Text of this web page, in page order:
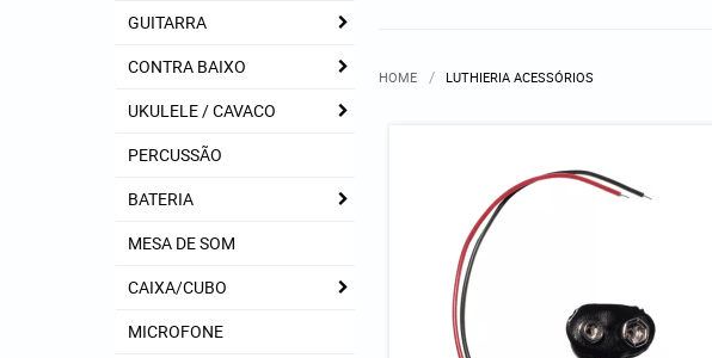
GUITARRA
CONTRA BAIXO
UKULELE / CAVACO
PERCUSSÃO
BATERIA
MESA DE SOM
CAIXA/CUBO
MICROFONE
HOME LUTHIERIA ACESSÓRIOS